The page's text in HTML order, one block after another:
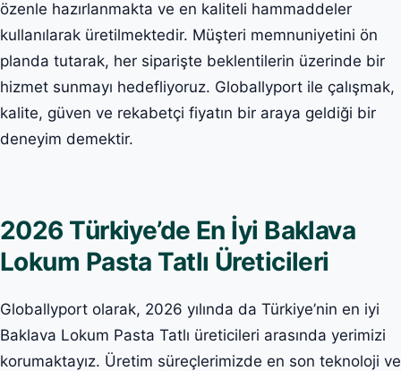
özenle hazırlanmakta ve en kaliteli hammaddeler
kullanılarak üretilmektedir. Müşteri memnuniyetini ön
planda tutarak, her siparişte beklentilerin üzerinde bir
hizmet sunmayı hedefliyoruz. Globallyport ile çalışmak,
kalite, güven ve rekabetçi fiyatın bir araya geldiği bir
deneyim demektir.
2026 Türkiye’de En İyi Baklava
Lokum Pasta Tatlı Üreticileri
Globallyport olarak, 2026 yılında da Türkiye’nin en iyi
Baklava Lokum Pasta Tatlı üreticileri arasında yerimizi
korumaktayız. Üretim süreçlerimizde en son teknoloji ve